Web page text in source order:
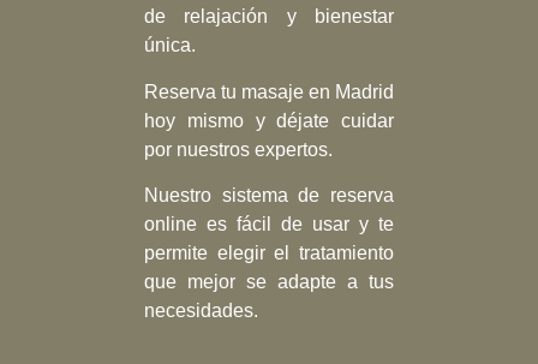
de relajación y bienestar
única.
Reserva tu masaje en Madrid
hoy mismo y déjate cuidar
por nuestros expertos.
Nuestro sistema de reserva
online es fácil de usar y te
permite elegir el tratamiento
que mejor se adapte a tus
necesidades.